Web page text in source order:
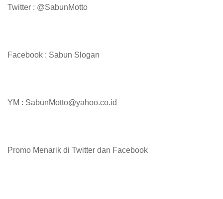
Twitter : @SabunMotto
Facebook : Sabun Slogan
YM : SabunMotto@yahoo.co.id
Promo Menarik di Twitter dan Facebook